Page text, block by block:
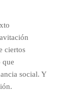
ciertos
que
social. Y